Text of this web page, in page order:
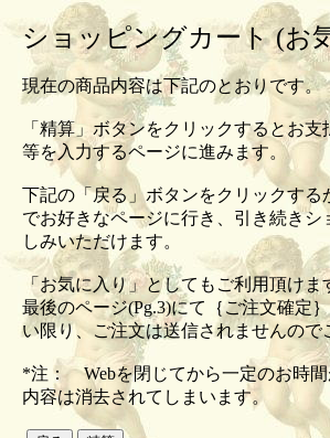
ショッピングカート (お
現在の商品内容は下記のとおりです。
「精算」ボタンをクリックするとお
等を入力するページに進みます。
下記の「戻る」ボタンをクリックする
でお好きなページに行き、引き続きシ
しみいただけます。
「お気に入り」としてもご利用頂けま
最後のページ(Pg.3)にて｛ご注文確定
い限り、ご注文は送信されませんので
*注： Webを閉じてから一定のお時
内容は消去されてしまいます。